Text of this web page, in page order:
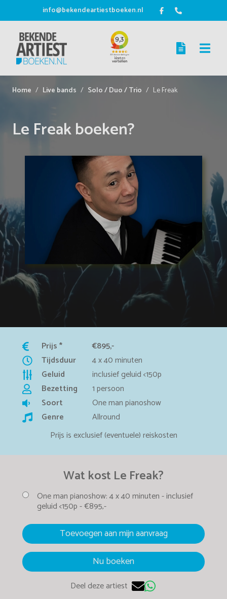
info@bekendeartiestboeken.nl
Home Live bands Solo / Duo / Trio Le Freak
Le Freak boeken?
Prijs *
€895,-
Tijdsduur
4 x 40 minuten
Geluid
inclusief geluid <150p
Bezetting
1 persoon
Soort
One man pianoshow
Genre
Allround
Prijs is exclusief (eventuele) reiskosten
Wat kost Le Freak?
One man pianoshow:4 x 40 minuten -inclusief
geluid <150p -€895,-
Toevoegen aan mijn aanvraag
Nu boeken
Deel deze artiest